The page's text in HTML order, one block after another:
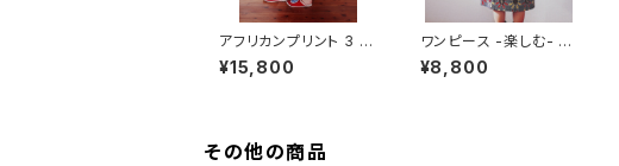
アフリカンプリント 3 W
AY ワンピース フレン
チスリーブ
¥15,800
ワンピース -楽しむ- <
Sサイズ>
¥8,800
その他の商品